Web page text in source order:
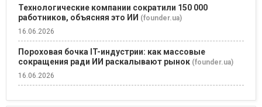
Технологические компании сократили 150 000
работников, объясняя это ИИ (founder.ua)
16.06.2026
Пороховая бочка IT-индустрии: как массовые
сокращения ради ИИ раскалывают рынок (founder.ua)
16.06.2026